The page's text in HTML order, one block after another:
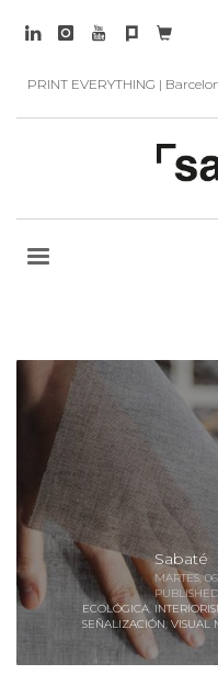
PRINT EVERYTHING |
Sabaté
MARTES,
ECOLÓGICA,
SEÑALIZACIÓN, VISUAL